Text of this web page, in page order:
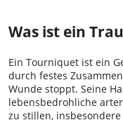
Was ist ein
Ein Tourniquet ist ein
durch festes
Wunde stoppt. Seine
lebensbedrohliche
zu stillen,